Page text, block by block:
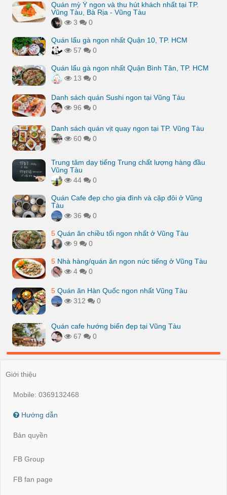
Quán mỳ Ý ngon và thu hút khách nhất tại TP.
Vũng Tàu, Bà Rịa - Vũng Tàu
3
0
Quán lẩu gà ngon nhất Quận 10, TP. HCM
57
0
Quán lẩu gà ngon nhất Quận Bình Tân, TP. HCM
13
0
Danh sách quán Sushi ngon tại Vũng Tàu
96
0
Danh sách quán vịt quay ngon tại TP. Vũng Tàu
60
0
Trung tâm dạy tiếng Trung chất lượng hàng đầu
Vũng Tàu
44
0
Quán Cafe đẹp cho gia đình và cặp đôi ở Vũng
Tàu
36
0
5 Quán ăn chiều tối ngon nhất ở Vũng Tàu
9
0
5 Nhà hàng/quán ăn ngon nức tiếng ở Vũng Tàu
4
0
5 Quán ăn Hàn Quốc ngon nhất Vũng Tàu
312
0
Quán cafe hướng biển đẹp tại Vũng Tàu
67
0
Giới thiệu
Mobile: 0369132468
Hướng dẫn
Bản quyền
FB Group
FB fan page